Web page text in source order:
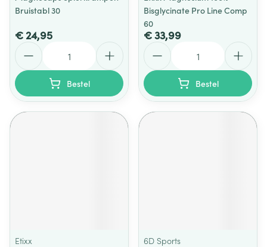
Bruistabl 30
€ 24,95
Bestel
Bisglycinate Pro Line Comp
60
€ 33,99
Bestel
Etixx
6D Sports